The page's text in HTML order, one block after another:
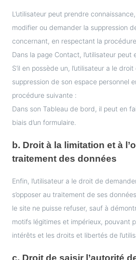
L’utilisateur peut prendre
modifier ou demander la suppression
concernant, en respectant la
Dans la page Contact, l’utilisateur peut
S’il en possède un, l’utilisateur a le
suppression de son espace personnel
procédure suivante :
Dans son Tableau de bord, il peut en
biais d’un formulaire.
b. Droit à la limitation et à
traitement des données
Enfin, l’utilisateur a le droit de
s’opposer au traitement de ses
le site ne puisse refuser, sauf à
motifs légitimes et impérieux, pouvant
intérêts et les droits et libertés de
c. Droit de saisir l’autorité